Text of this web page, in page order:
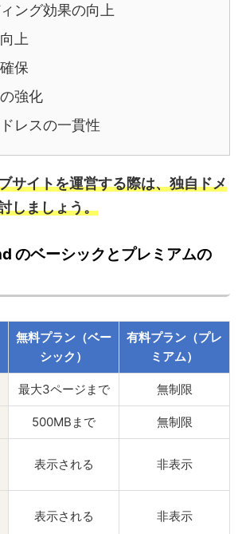
ング効果の向上
上
保
強化
レスの一貫性
サイトを運営する際は、独自ドメ
しましょう。
のベーシックとプレミアムの
無料プラン（ベー
シック）
有料プラン（プレ
ミアム）
最大3ページまで 無制限
500MBまで 無制限
表示される 非表示
表示される 非表示